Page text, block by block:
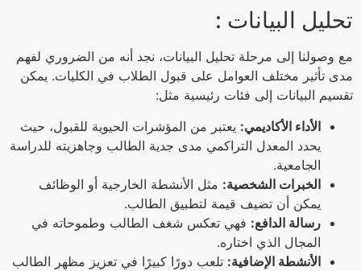
تحليل البيانات :
مع وصولنا إلى مرحلة تحليل البيانات، نجد أنه من الضروري لفهم
مدى تأثير مختلف العوامل على قبول الطلاب في الكليات. يمكن
تقسيم البيانات إلى فئات رئيسية مثل:
الأداء الأكاديمي: يعتبر من المؤشرات الحيوية للقبول، حيث
يحدد المعدل التراكمي مدى جدية الطالب وجاهزيته للدراسة
الجامعية.
الخبرات الشخصية: مثل الأنشطة الخارجية أو الوظائف
يمكن أن تضيف قيمة لتطبيق الطالب.
رسالة الدافع: فهي تعكس شغف الطالب وطموحاته في
المجال الذي اختاره.
الأنشطة الإضافية: تلعب دورًا كبيرًا في تعزيز مظهر الطالب